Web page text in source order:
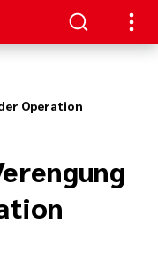
Operation